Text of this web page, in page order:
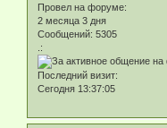
Провел на форуме:
2 месяца 3 дня
Сообщений: 5305
.:
Последний визит:
Сегодня 13:37:05